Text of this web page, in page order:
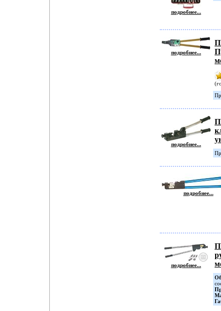
подробнее...
подробнее...
подробнее...
подробнее...
подробнее...